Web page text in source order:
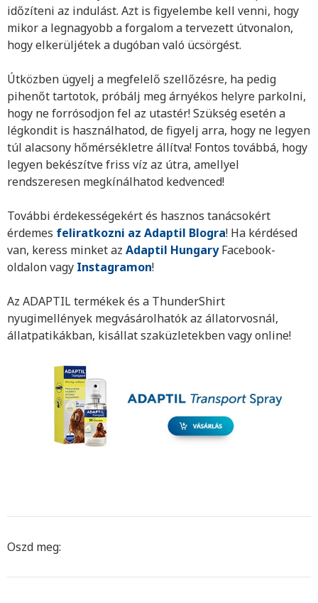
időzíteni az indulást. Azt is figyelembe kell venni, hogy
mikor a legnagyobb a forgalom a tervezett útvonalon,
hogy elkerüljétek a dugóban való ücsörgést.
Útközben ügyelj a megfelelő szellőzésre, ha pedig
pihenőt tartotok, próbálj meg árnyékos helyre parkolni,
hogy ne forrósodjon fel az utastér! Szükség esetén a
légkondit is használhatod, de figyelj arra, hogy ne legyen
túl alacsony hőmérsékletre állítva! Fontos továbbá, hogy
legyen bekészítve friss víz az útra, amellyel
rendszeresen megkínálhatod kedvenced!
További érdekességekért és hasznos tanácsokért
érdemes feliratkozni az Adaptil Blogra! Ha kérdésed
van, keress minket az Adaptil HungaryFacebook-
oldalon vagy Instagramon!
Az ADAPTIL termékek és a ThunderShirt
nyugimellények megvásárolhatók az állatorvosnál,
állatpatikákban, kisállat szaküzletekben vagy online!
Oszd meg: